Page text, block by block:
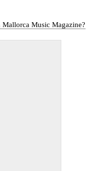
Mallorca Music Magazine?